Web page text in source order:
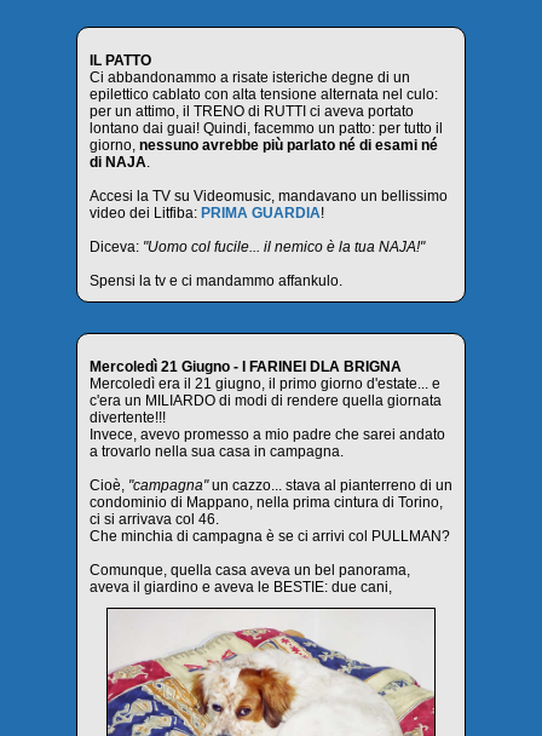
IL PATTO
Ci abbandonammo a risate isteriche degne di un
epilettico cablato con alta tensione alternata nel culo:
per un attimo, il TRENO di RUTTI ci aveva portato
lontano dai guai! Quindi, facemmo un patto: per tutto il
giorno, nessuno avrebbe più parlato né di esami né
di NAJA.
Accesi la TV su Videomusic, mandavano un bellissimo
video dei Litfiba: PRIMA GUARDIA!
Diceva: "Uomo col fucile... il nemico è la tua NAJA!"
Spensi la tv e ci mandammo affankulo.
Mercoledì 21 Giugno - I FARINEI DLA BRIGNA
Mercoledì era il 21 giugno, il primo giorno d'estate... e
c'era un MILIARDO di modi di rendere quella giornata
divertente!!!
Invece, avevo promesso a mio padre che sarei andato
a trovarlo nella sua casa in campagna.
Cioè, "campagna"un cazzo... stava al pianterreno di un
condominio di Mappano, nella prima cintura di Torino,
ci si arrivava col 46.
Che minchia di campagna è se ci arrivi col PULLMAN?
Comunque, quella casa aveva un bel panorama,
aveva il giardino e aveva le BESTIE: due cani,